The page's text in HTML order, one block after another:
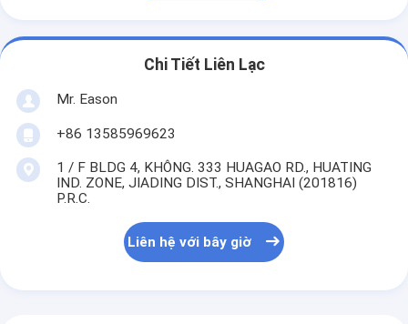
Chi Tiết Liên Lạc
Mr. Eason
+86 13585969623
1 / F BLDG 4, KHÔNG. 333 HUAGAO RD., HUATING
IND. ZONE, JIADING DIST., SHANGHAI (201816)
P.R.C.
Liên hệ với bây giờ